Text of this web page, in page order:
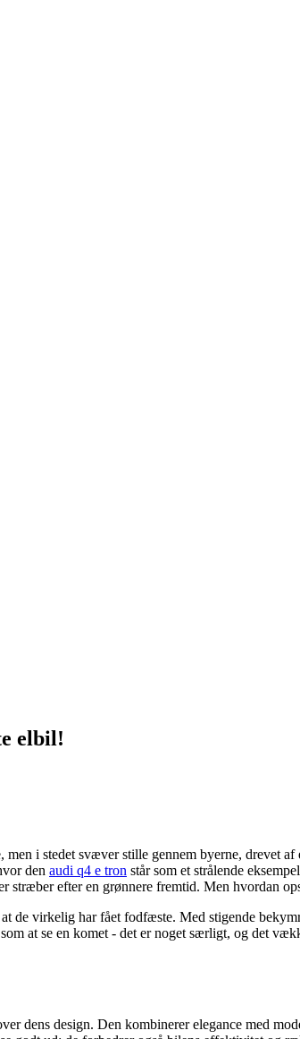
elbil!
i stedet svæver stille gennem byerne, drevet
den audi q4 e tron står som et strålende
stræber efter en grønnere fremtid. Men hvordan
de virkelig har fået fodfæste. Med stigende
at se en komet - det er noget særligt, og det
dens design. Den kombinerer elegance med